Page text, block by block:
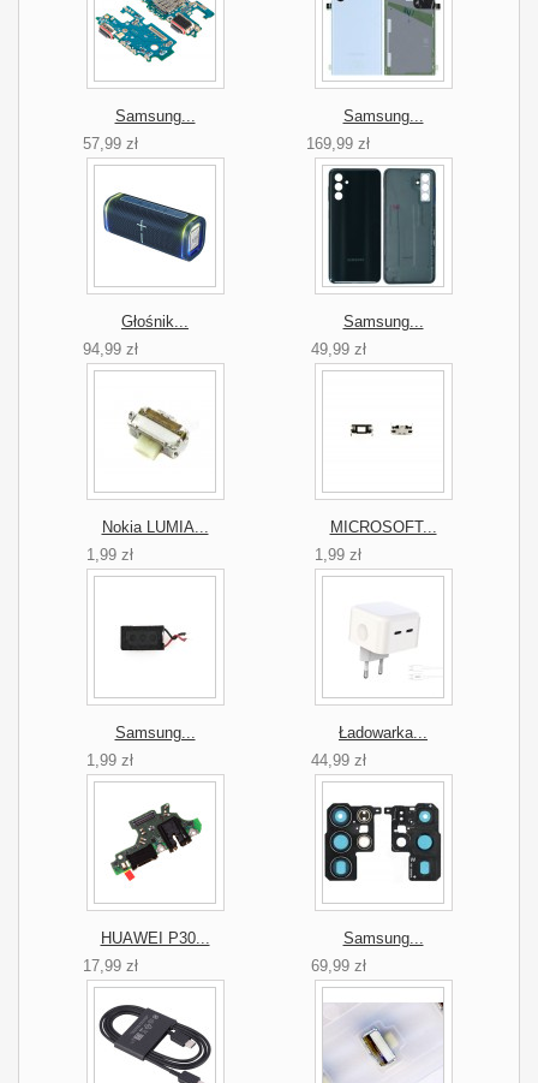
Samsung...
57,99 zł
Samsung...
169,99 zł
Głośnik...
94,99 zł
Samsung...
49,99 zł
Nokia LUMIA...
1,99 zł
MICROSOFT...
1,99 zł
Samsung...
1,99 zł
Ładowarka...
44,99 zł
HUAWEI P30...
17,99 zł
Samsung...
69,99 zł